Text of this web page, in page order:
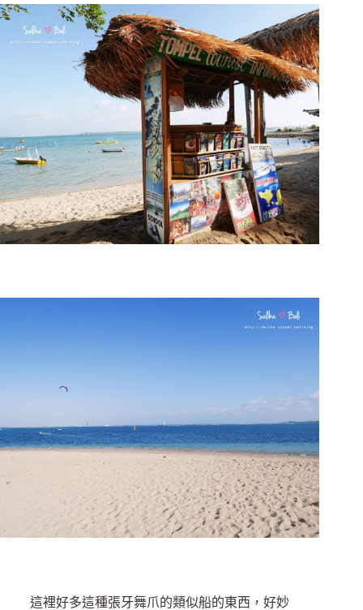
這裡好多這種張牙舞爪的類似船的東西，好妙